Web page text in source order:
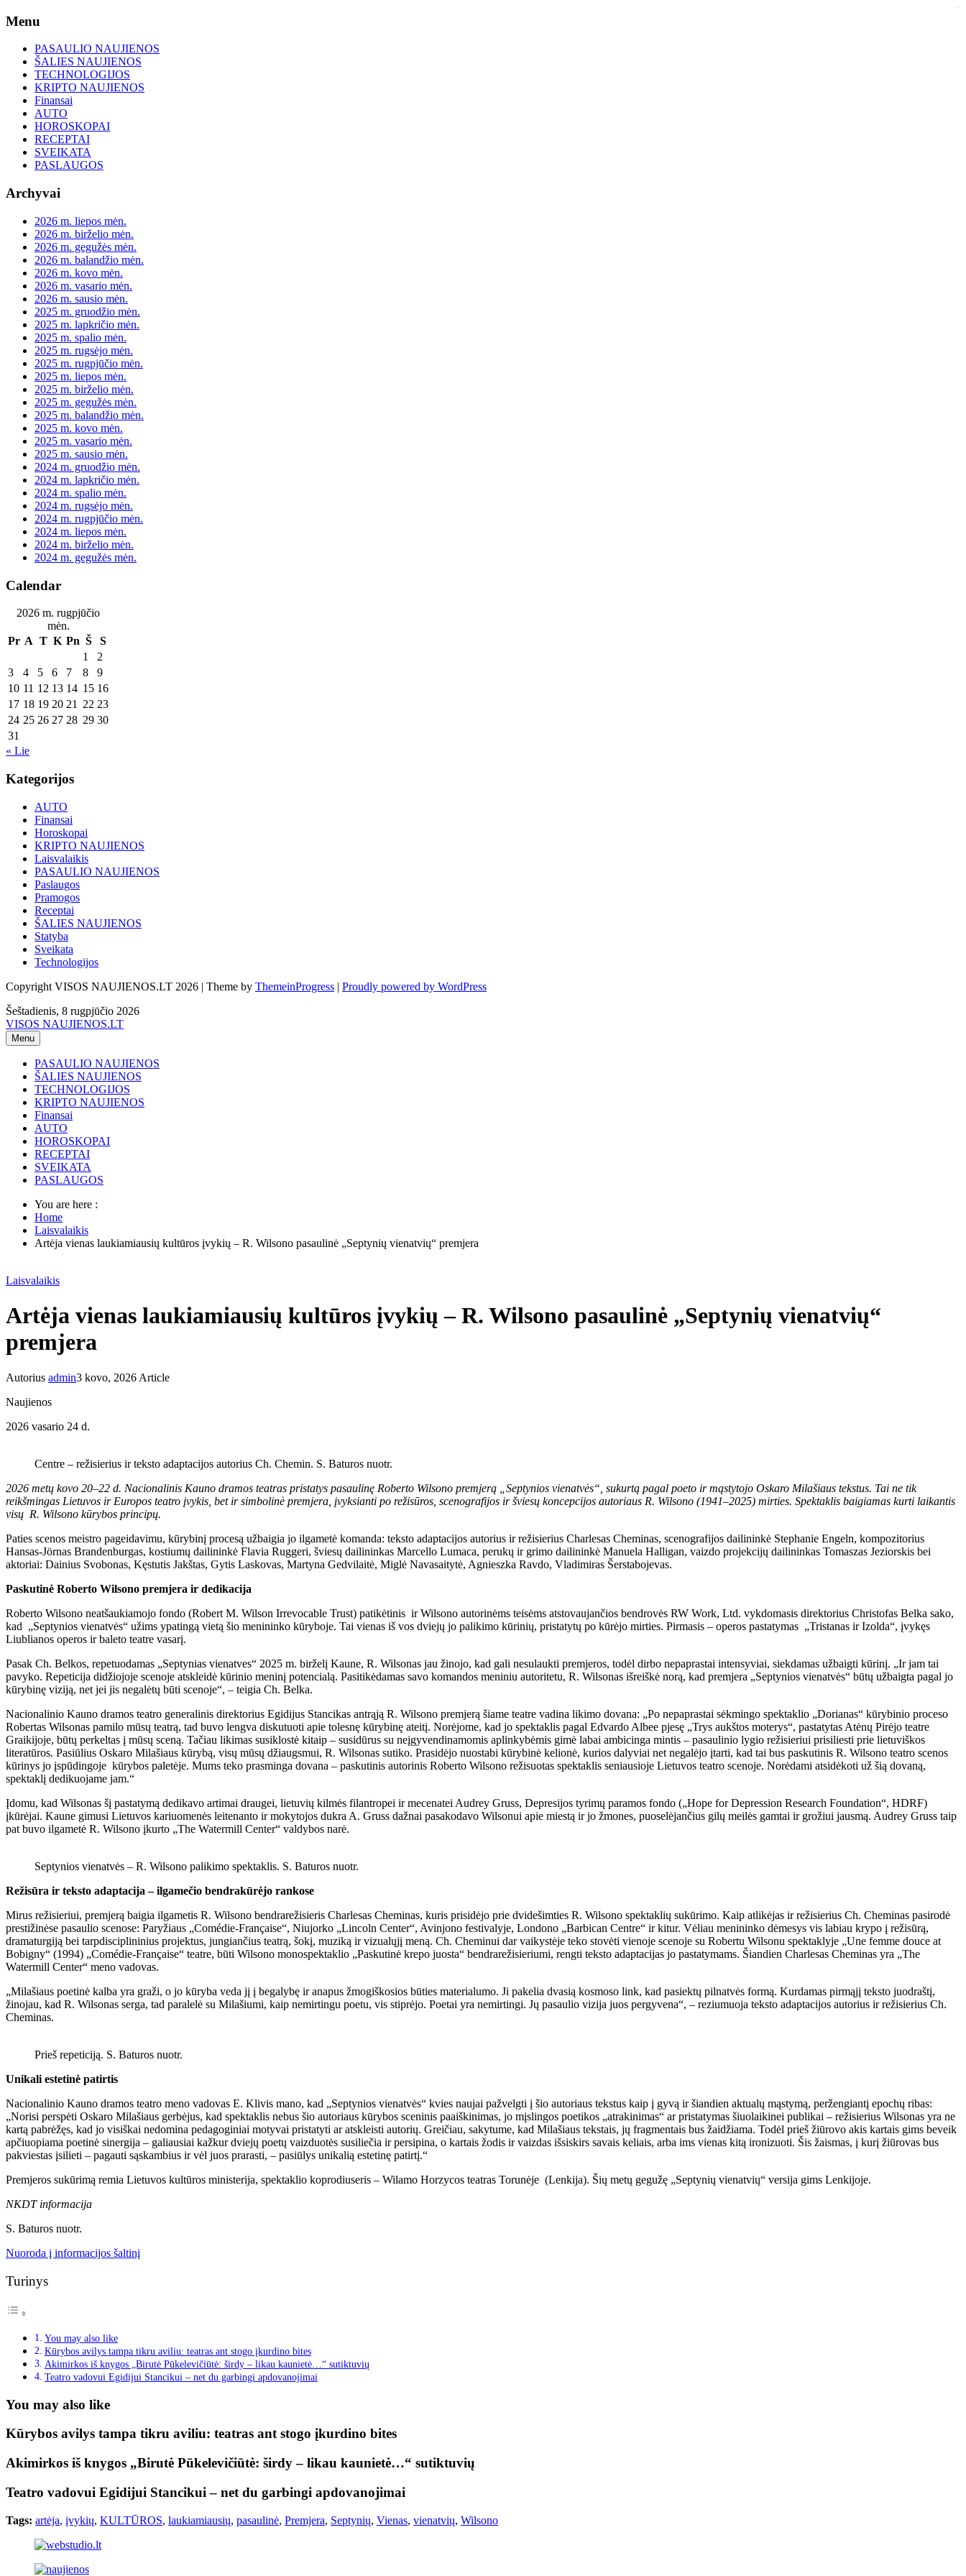
Skip
content
Menu
PASAULIO NAUJIENOS
ŠALIES NAUJIENOS
TECHNOLOGIJOS
KRIPTO NAUJIENOS
Finansai
AUTO
HOROSKOPAI
RECEPTAI
SVEIKATA
PASLAUGOS
Archyvai
2026 m. liepos mėn.
2026 m. birželio mėn.
2026 m. gegužės mėn.
2026 m. balandžio mėn.
2026 m. kovo mėn.
2026 m. vasario mėn.
2026 m. sausio mėn.
2025 m. gruodžio mėn.
2025 m. lapkričio mėn.
2025 m. spalio mėn.
2025 m. rugsėjo mėn.
2025 m. rugpjūčio mėn.
2025 m. liepos mėn.
2025 m. birželio mėn.
2025 m. gegužės mėn.
2025 m. balandžio mėn.
2025 m. kovo mėn.
2025 m. vasario mėn.
2025 m. sausio mėn.
2024 m. gruodžio mėn.
2024 m. lapkričio mėn.
2024 m. spalio mėn.
2024 m. rugsėjo mėn.
2024 m. rugpjūčio mėn.
2024 m. liepos mėn.
2024 m. birželio mėn.
2024 m. gegužės mėn.
Calendar
2026 m. rugpjūčio
mėn.
Pr A T K Pn Š
S
1
2
3
4 5 6 7 8
9
10 11 12 13 14 15 16
17 18 19 20 21 22 23
24 25 26 27 28 29 30
31
« Lie
Kategorijos
AUTO
Finansai
Horoskopai
KRIPTO NAUJIENOS
Laisvalaikis
PASAULIO NAUJIENOS
Paslaugos
Pramogos
Receptai
ŠALIES NAUJIENOS
Statyba
Sveikata
Technologijos
Copyright VISOS NAUJIENOS.LT 2026 | Theme by ThemeinProgress | Proudly powered by WordPress
Šeštadienis, 8 rugpjūčio 2026
VISOS NAUJIENOS.LT
Menu
PASAULIO NAUJIENOS
ŠALIES NAUJIENOS
TECHNOLOGIJOS
KRIPTO NAUJIENOS
Finansai
AUTO
HOROSKOPAI
RECEPTAI
SVEIKATA
PASLAUGOS
You are here :
Home
Laisvalaikis
Artėja vienas laukiamiausių kultūros įvykių – R. Wilsono pasaulinė „Septynių vienatvių“ premjera
Laisvalaikis
Artėja vienas laukiamiausių kultūros įvykių – R. Wilsono pasaulinė „Septynių vienatvių“
premjera
Autorius admin3 kovo, 2026 Article
Naujienos
2026 vasario 24 d.
Centre – režisierius ir teksto adaptacijos autorius Ch. Chemin. S. Baturos nuotr.
2026 metų kovo 20–22 d. Nacionalinis Kauno dramos teatras pristatys pasaulinę Roberto Wilsono premjerą „Septynios vienatvės“, sukurtą pagal poeto ir mąstytojo Oskaro Milašiaus tekstus. Tai ne tik
reikšmingas Lietuvos ir Europos teatro įvykis, bet ir simbolinė premjera, įvyksianti po režisūros, scenografijos ir šviesų koncepcijos autoriaus R. Wilsono (1941–2025) mirties. Spektaklis baigiamas kurti laikantis
visų R. Wilsono kūrybos principų.
Paties scenos meistro pageidavimu, kūrybinį procesą užbaigia jo ilgametė komanda: teksto adaptacijos autorius ir režisierius Charlesas Cheminas, scenografijos dailininkė Stephanie Engeln, kompozitorius
Hansas-Jörnas Brandenburgas, kostiumų dailininkė Flavia Ruggeri, šviesų dailininkas Marcello Lumaca, perukų ir grimo dailininkė Manuela Halligan, vaizdo projekcijų dailininkas Tomaszas Jeziorskis bei
aktoriai: Dainius Svobonas, Kęstutis Jakštas, Gytis Laskovas, Martyna Gedvilaitė, Miglė Navasaitytė, Agnieszka Ravdo, Vladimiras Šerstabojevas.
Paskutinė Roberto Wilsono premjera ir dedikacija
Roberto Wilsono neatšaukiamojo fondo (Robert M. Wilson Irrevocable Trust) patikėtinis ir Wilsono autorinėms teisėms atstovaujančios bendrovės RW Work, Ltd. vykdomasis direktorius Christofas Belka sako,
kad „Septynios vienatvės“ užims ypatingą vietą šio menininko kūryboje. Tai vienas iš vos dviejų jo palikimo kūrinių, pristatytų po kūrėjo mirties. Pirmasis – operos pastatymas „Tristanas ir Izolda“, įvykęs
Liublianos operos ir baleto teatre vasarį.
Pasak Ch. Belkos, repetuodamas „Septynias vienatves“ 2025 m. birželį Kaune, R. Wilsonas jau žinojo, kad gali nesulaukti premjeros, todėl dirbo nepaprastai intensyviai, siekdamas užbaigti kūrinį. „Ir jam tai
pavyko. Repeticija didžiojoje scenoje atskleidė kūrinio meninį potencialą. Pasitikėdamas savo komandos meniniu autoritetu, R. Wilsonas išreiškė norą, kad premjera „Septynios vienatvės“ būtų užbaigta pagal jo
kūrybinę viziją, net jei jis negalėtų būti scenoje“, – teigia Ch. Belka.
Nacionalinio Kauno dramos teatro generalinis direktorius Egidijus Stancikas antrąją R. Wilsono premjerą šiame teatre vadina likimo dovana: „Po nepaprastai sėkmingo spektaklio „Dorianas“ kūrybinio proceso
Robertas Wilsonas pamilo mūsų teatrą, tad buvo lengva diskutuoti apie tolesnę kūrybinę ateitį. Norėjome, kad jo spektaklis pagal Edvardo Albee pjesę „Trys aukštos moterys“, pastatytas Atėnų Pirėjo teatre
Graikijoje, būtų perkeltas į mūsų sceną. Tačiau likimas susiklostė kitaip – susidūrus su neįgyvendinamomis aplinkybėmis gimė labai ambicinga mintis – pasaulinio lygio režisieriui prisiliesti prie lietuviškos
literatūros. Pasiūlius Oskaro Milašiaus kūrybą, visų mūsų džiaugsmui, R. Wilsonas sutiko. Prasidėjo nuostabi kūrybinė kelionė, kurios dalyviai net negalėjo įtarti, kad tai bus paskutinis R. Wilsono teatro scenos
kūrinys jo įspūdingoje kūrybos paletėje. Mums teko prasminga dovana – paskutinis autorinis Roberto Wilsono režisuotas spektaklis seniausioje Lietuvos teatro scenoje. Norėdami atsidėkoti už šią dovaną,
spektaklį dedikuojame jam.“
Įdomu, kad Wilsonas šį pastatymą dedikavo artimai draugei, lietuvių kilmės filantropei ir mecenatei Audrey Gruss, Depresijos tyrimų paramos fondo („Hope for Depression Research Foundation“, HDRF)
įkūrėjai. Kaune gimusi Lietuvos kariuomenės leitenanto ir mokytojos dukra A. Gruss dažnai pasakodavo Wilsonui apie miestą ir jo žmones, puoselėjančius gilų meilės gamtai ir grožiui jausmą. Audrey Gruss taip
pat buvo ilgametė R. Wilsono įkurto „The Watermill Center“ valdybos narė.
Septynios vienatvės – R. Wilsono palikimo spektaklis. S. Baturos nuotr.
Režisūra ir teksto adaptacija – ilgamečio bendrakūrėjo rankose
Mirus režisieriui, premjerą baigia ilgametis R. Wilsono bendrarežisieris Charlesas Cheminas, kuris prisidėjo prie dvidešimties R. Wilsono spektaklių sukūrimo. Kaip atlikėjas ir režisierius Ch. Cheminas pasirodė
prestižinėse pasaulio scenose: Paryžiaus „Comédie-Française“, Niujorko „Lincoln Center“, Avinjono festivalyje, Londono „Barbican Centre“ ir kitur. Vėliau menininko dėmesys vis labiau krypo į režisūrą,
dramaturgiją bei tarpdisciplininius projektus, jungiančius teatrą, šokį, muziką ir vizualųjį meną. Ch. Cheminui dar vaikystėje teko stovėti vienoje scenoje su Robertu Wilsonu spektaklyje „Une femme douce at
Bobigny“ (1994) „Comédie-Française“ teatre, būti Wilsono monospektaklio „Paskutinė krepo juosta“ bendrarežisieriumi, rengti teksto adaptacijas jo pastatymams. Šiandien Charlesas Cheminas yra „The
Watermill Center“ meno vadovas.
„Milašiaus poetinė kalba yra graži, o jo kūryba veda jį į begalybę ir anapus žmogiškosios būties materialumo. Ji pakelia dvasią kosmoso link, kad pasiektų pilnatvės formą. Kurdamas pirmąjį teksto juodraštį,
žinojau, kad R. Wilsonas serga, tad paralelė su Milašiumi, kaip nemirtingu poetu, vis stiprėjo. Poetai yra nemirtingi. Jų pasaulio vizija juos pergyvena“, – reziumuoja teksto adaptacijos autorius ir režisierius Ch.
Cheminas.
Prieš repeticiją. S. Baturos nuotr.
Unikali estetinė patirtis
Nacionalinio Kauno dramos teatro meno vadovas E. Klivis mano, kad „Septynios vienatvės“ kvies naujai pažvelgti į šio autoriaus tekstus kaip į gyvą ir šiandien aktualų mąstymą, peržengiantį epochų ribas:
„Norisi perspėti Oskaro Milašiaus gerbėjus, kad spektaklis nebus šio autoriaus kūrybos sceninis paaiškinimas, jo mįslingos poetikos „atrakinimas“ ar pristatymas šiuolaikinei publikai – režisierius Wilsonas yra ne
kartą pabrėžęs, kad jo visiškai nedomina pedagoginiai motyvai pristatyti ar atskleisti autorių. Greičiau, sakytume, kad Milašiaus tekstais, jų fragmentais bus žaidžiama. Todėl prieš žiūrovo akis kartais gims beveik
apčiuopiama poetinė sinergija – galiausiai kažkur dviejų poetų vaizduotės susiliečia ir persipina, o kartais žodis ir vaizdas išsiskirs savais keliais, arba ims vienas kitą ironizuoti. Šis žaismas, į kurį žiūrovas bus
pakviestas įsilieti – pagauti sąskambius ir vėl juos prarasti, – pasiūlys unikalią estetinę patirtį.“
Premjeros sukūrimą remia Lietuvos kultūros ministerija, spektaklio koprodiuseris – Wilamo Horzycos teatras Torunėje (Lenkija). Šių metų gegužę „Septynių vienatvių“ versija gims Lenkijoje.
NKDT informacija
S. Baturos nuotr.
Nuoroda į informacijos šaltinį
Turinys
You may also like
Kūrybos avilys tampa tikru aviliu: teatras ant stogo įkurdino bites
Akimirkos iš knygos „Birutė Pūkelevičiūtė: širdy – likau kaunietė…“ sutiktuvių
Teatro vadovui Egidijui Stancikui – net du garbingi apdovanojimai
You may also like
Kūrybos avilys tampa tikru aviliu: teatras ant stogo įkurdino bites
Akimirkos iš knygos „Birutė Pūkelevičiūtė: širdy – likau kaunietė…“ sutiktuvių
Teatro vadovui Egidijui Stancikui – net du garbingi apdovanojimai
Tags: artėja, įvykių, KULTŪROS, laukiamiausių, pasaulinė, Premjera, Septynių, Vienas, vienatvių, Wilsono